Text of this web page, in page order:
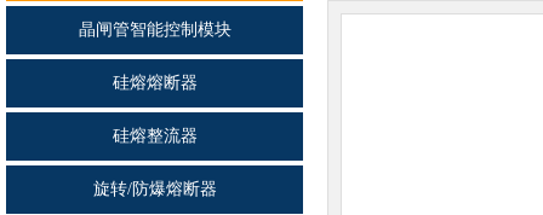
晶闸管智能控制模块
硅熔熔断器
硅熔整流器
旋转/防爆熔断器